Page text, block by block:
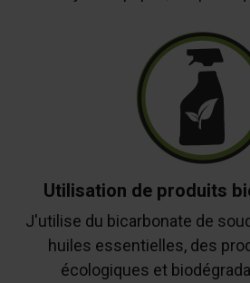
Utilisation de produits
J'utilise du bicarbonate de
huiles essentielles, des
écologiques et